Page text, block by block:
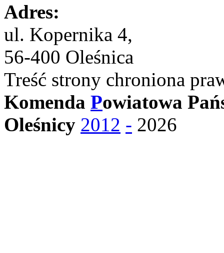
Adres:
ul. Kopernika 4,
56-400 Oleśnica
Treść strony chroniona
Komenda Powiatowa
Oleśnicy 2012 - 2026